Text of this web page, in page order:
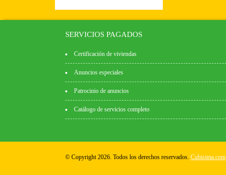
SERVICIOS PAGADOS
Certificación de viviendas
Anuncios especiales
Patrocinio de anuncios
Catálogo de servicios completo
© Copyright 2026. Todos los derechos reservados. Cubisima.com